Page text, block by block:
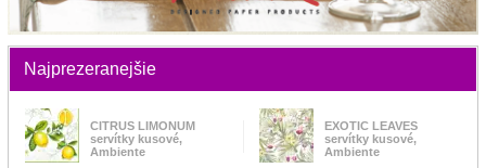
Najprezeranejšie
CITRUS LIMONUM
servítky kusové,
Ambiente
EXOTIC LEAVES
servítky kusové,
Ambiente